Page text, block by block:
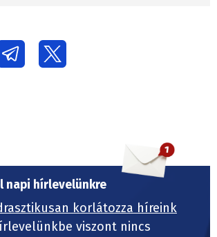
napi hírlevelünkre
korlátozza híreink
viszont nincs